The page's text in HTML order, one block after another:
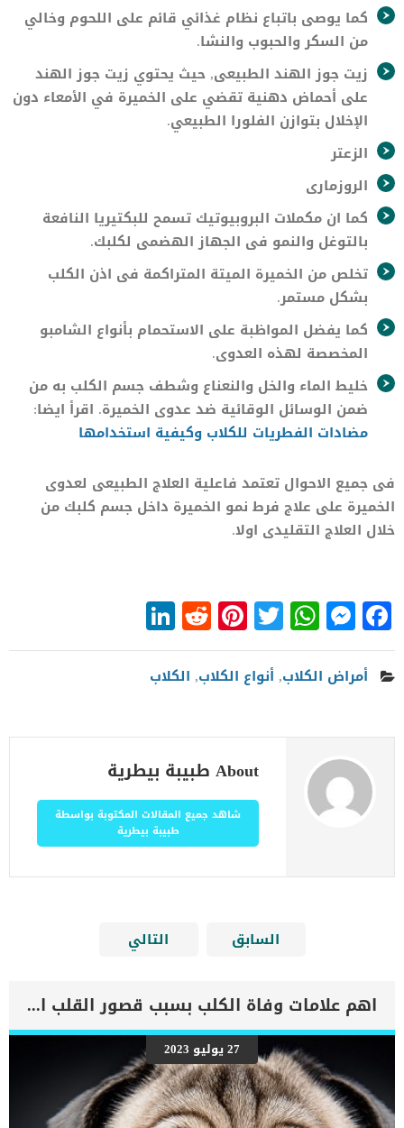
كما يوصى باتباع نظام غذائي قائم على اللحوم وخالي
من السكر والحبوب والنشا.
زيت جوز الهند الطبيعى, حيث يحتوي زيت جوز الهند
على أحماض دهنية تقضي على الخميرة في الأمعاء دون
الإخلال بتوازن الفلورا الطبيعي.
الزعتر
الروزمارى
كما ان مكملات البروبيوتيك تسمح للبكتيريا النافعة
بالتوغل والنمو فى الجهاز الهضمى لكلبك.
تخلص من الخميرة الميتة المتراكمة فى اذن الكلب
بشكل مستمر.
كما يفضل المواظبة على الاستحمام بأنواع الشامبو
المخصصة لهذه العدوى.
خليط الماء والخل والنعناع وشطف جسم الكلب به من
ضمن الوسائل الوقائية ضد عدوى الخميرة. اقرأ ايضا:
مضادات الفطريات للكلاب وكيفية استخدامها
فى جميع الاحوال تعتمد فاعلية العلاج الطبيعى لعدوى
الخميرة على علاج فرط نمو الخميرة داخل جسم كلبك من
خلال العلاج التقليدى اولا.
Facebook
Messenger
WhatsApp
Twitter
Pinterest
Reddit
أمراض الكلاب, أنواع الكلاب, الكلاب
About طبيبة بيطرية
شاهد جميع المقالات المكتوبة بواسطة
طبيبة بيطرية
السابق التالي
اهم علامات وفاة الكلب بسبب قصور القلب الاحتقانى
27 يوليو 2023